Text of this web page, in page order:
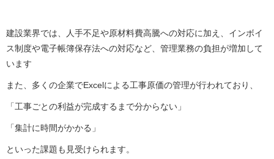
建設業界では、人手不足や原材料費高騰への対応に加え、インボイ
ス制度や電子帳簿保存法への対応など、管理業務の負担が増加して
います
また、多くの企業でExcelによる工事原価の管理が行われており、
「工事ごとの利益が完成するまで分からない」
「集計に時間がかかる」
といった課題も見受けられます。